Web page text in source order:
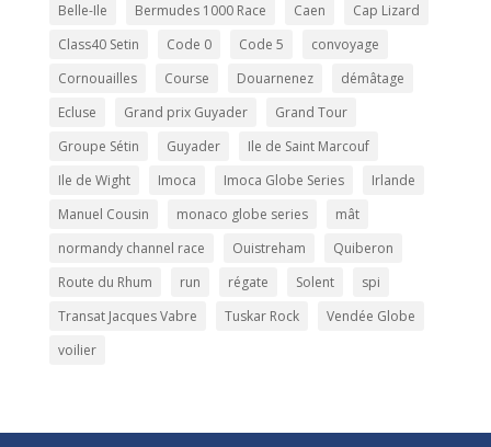
Belle-Ile
Bermudes 1000 Race Caen
Cap Lizard
Class40 Setin
Code 0 Code 5
convoyage
Cornouailles
Course Douarnenez
démâtage
Ecluse
Grand prix Guyader
Grand Tour
Groupe Sétin
Guyader
Ile de Saint Marcouf
Ile de Wight
Imoca Imoca Globe Series
Irlande
Manuel Cousin
monaco globe series
mât
normandy channel race
Ouistreham
Quiberon
Route du Rhum
run régate Solent
spi
Transat Jacques Vabre
Tuskar Rock
Vendée Globe
voilier